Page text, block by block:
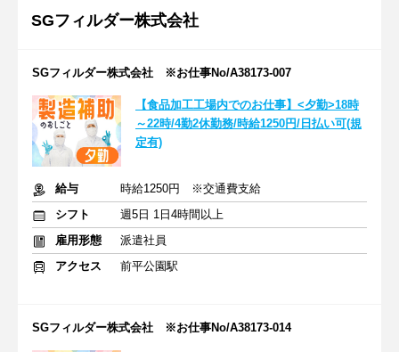
SGフィルダー株式会社
SGフィルダー株式会社 ※お仕事No/A38173-007
【食品加工工場内でのお仕事】<夕勤>18時
～22時/4勤2休勤務/時給1250円/日払い可(規
定有)
給与
時給1250円 ※交通費支給
シフト
週5日 1日4時間以上
雇用形態
派遣社員
アクセス
前平公園駅
SGフィルダー株式会社 ※お仕事No/A38173-014